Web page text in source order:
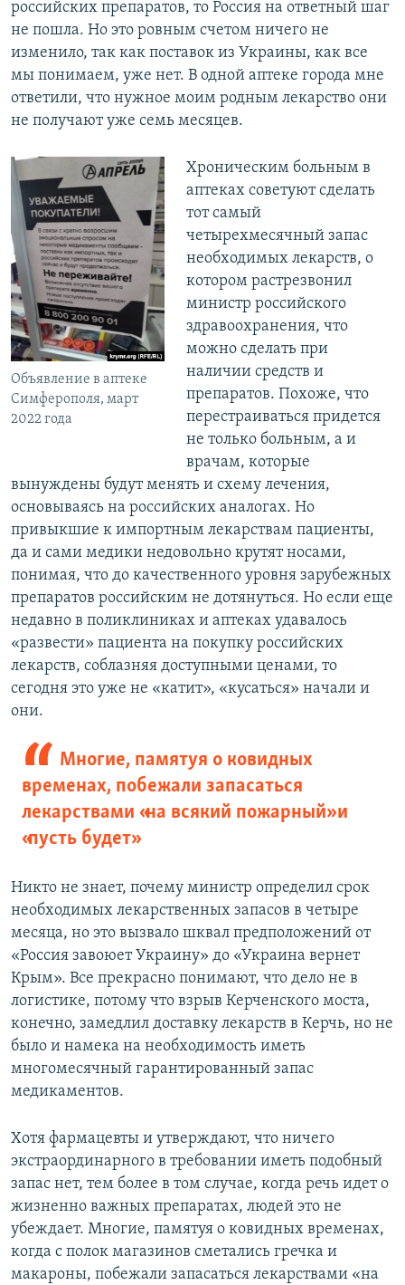
российских препаратов, то Россия на ответный шаг
не пошла. Но это ровным счетом ничего не
изменило, так как поставок из Украины, как все
мы понимаем, уже нет. В одной аптеке города мне
ответили, что нужное моим родным лекарство они
не получают уже семь месяцев.
Объявление в аптеке
Симферополя, март
2022 года
Хроническим больным в
аптеках советуют сделать
тот самый
четырехмесячный запас
необходимых лекарств, о
котором растрезвонил
министр российского
здравоохранения, что
можно сделать при
наличии средств и
препаратов. Похоже, что
перестраиваться придется
не только больным, а и
врачам, которые
вынуждены будут менять и схему лечения,
основываясь на российских аналогах. Но
привыкшие к импортным лекарствам пациенты,
да и сами медики недовольно крутят носами,
понимая, что до качественного уровня зарубежных
препаратов российским не дотянуться. Но если еще
недавно в поликлиниках и аптеках удавалось
«развести» пациента на покупку российских
лекарств, соблазняя доступными ценами, то
сегодня это уже не «катит», «кусаться» начали и
они.
Многие, памятуя о ковидных
временах, побежали запасаться
лекарствами «на всякий пожарный» и
«пусть будет»
Никто не знает, почему министр определил срок
необходимых лекарственных запасов в четыре
месяца, но это вызвало шквал предположений от
«Россия завоюет Украину» до «Украина вернет
Крым». Все прекрасно понимают, что дело не в
логистике, потому что взрыв Керченского моста,
конечно, замедлил доставку лекарств в Керчь, но не
было и намека на необходимость иметь
многомесячный гарантированный запас
медикаментов.
Хотя фармацевты и утверждают, что ничего
экстраординарного в требовании иметь подобный
запас нет, тем более в том случае, когда речь идет о
жизненно важных препаратах, людей это не
убеждает. Многие, памятуя о ковидных временах,
когда с полок магазинов сметались гречка и
макароны, побежали запасаться лекарствами «на